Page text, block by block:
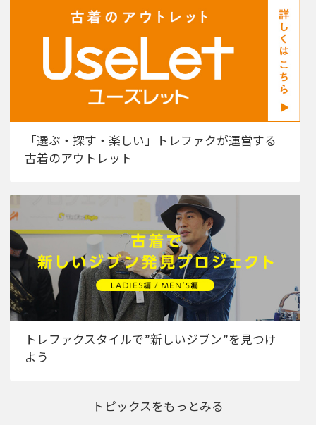
「選ぶ・探す・楽しい」トレファクが運営する
古着のアウトレット
トレファクスタイルで”新しいジブン”を見つけ
よう
トピックスをもっとみる